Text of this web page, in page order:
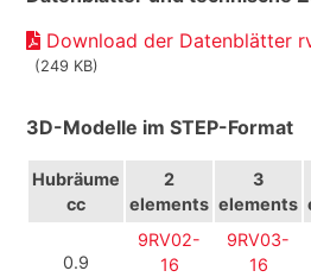
Download der Datenblätter
(249 KB)
3D-Modelle im STEP-Format
Hubräume
cc
2
elements
3
elements
0.9
9RV02-
16
9RV03-
16